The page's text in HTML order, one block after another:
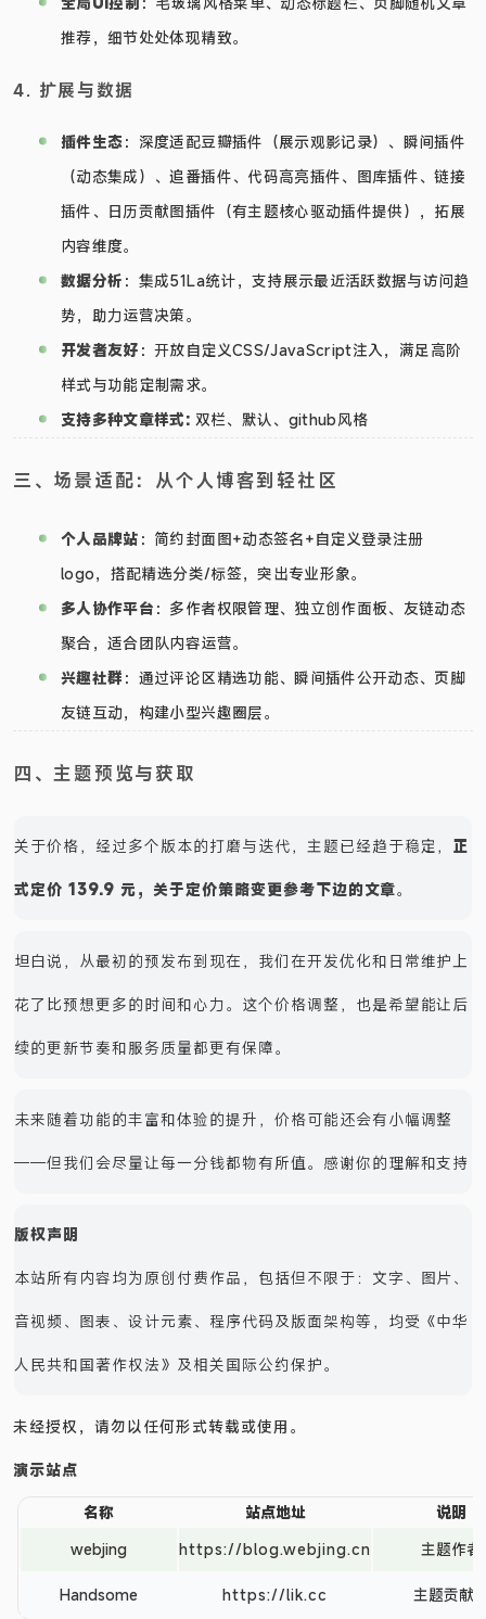
推荐，细节处处体现精致。
4. 扩展与数据
插件生态：深度适配豆瓣插件（展示观影记录）、瞬间插件
（动态集成）、追番插件、代码高亮插件、图库插件、链接
插件、日历贡献图插件（有主题核心驱动插件提供），拓展
内容维度。
数据分析 ：集成51La统计，支持展示最近活跃数据与访问趋
势，助力运营决策。
开发者友好 ：开放自定义CSS/JavaScript注入，满足高阶
样式与功能定制需求。
支持多种文章样式: 双栏、默认、github风格
三、场景适配：从个人博客到轻社区
个人品牌站 ：简约封面图+动态签名+自定义登录注册
logo，搭配精选分类/标签，突出专业形象。
多人协作平台 ：多作者权限管理、独立创作面板、友链动态
聚合，适合团队内容运营。
兴趣社群 ：通过评论区精选功能、瞬间插件公开动态、页脚
友链互动，构建小型兴趣圈层。
四、主题预览与获取
关于价格，经过多个版本的打磨与迭代，主题已经趋于稳定， 正
式定价 139.9 元，关于定价策略变更参考下边的文章。
坦白说，从最初的预发布到现在，我们在开发优化和日常维护上
花了比预想更多的时间和心力。这个价格调整，也是希望能让后
续的更新节奏和服务质量都更有保障。
未来随着功能的丰富和体验的提升，价格可能还会有小幅调整
——但我们会尽量让每一分钱都物有所值。感谢你的理解和支持
版权声明
本站所有内容均为原创付费作品，包括但不限于：文字、图片、
音视频、图表、设计元素、程序代码及版面架构等，均受《中华
人民共和国著作权法》及相关国际公约保护。
未经授权，请勿以任何形式转载或使用。
演示站点
名称 站点地址
说明
webjing
https://blog.webjing.cn 主题作者
Handsome https://lik.cc 主题贡献